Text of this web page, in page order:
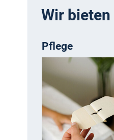
Wir
Pflege